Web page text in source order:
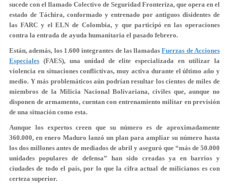
sucede con el llamado Colectivo de Seguridad Fronteriza, que opera en el
estado de Táchira, conformado y entrenado por antiguos disidentes de
las FARC y el ELN de Colombia, y que participó en las operaciones
contra la entrada de ayuda humanitaria el pasado febrero.
Están, además, los 1.600 integrantes de las llamadasFuerzas de Acciones
Especiales (FAES),una unidad de elite especializada en utilizar la
violencia en situaciones conflictivas, muy activa durante el último año y
medio. Y más problemáticos aún podrían resultar los cientos de miles de
miembros de la Milicia Nacional Bolivariana, civiles que, aunque no
disponen de armamento, cuentan con entrenamiento militar en previsión
de una situación como esta.
Aunque los expertos creen que su número es de aproximadamente
360.000, en enero Maduro lanzó un plan para ampliar su número hasta
los dos millones antes de mediados de abril y aseguró que “más de 50.000
unidades populares de defensa” han sido creadas ya en barrios y
ciudades de todo el país, por lo que la cifra actual de milicianos es con
certeza superior.